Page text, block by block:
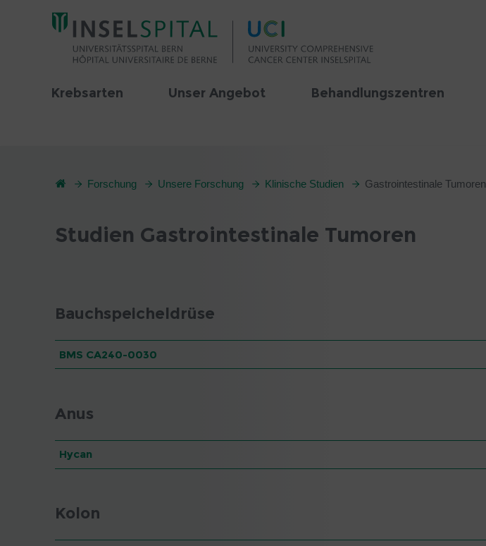
Krebsarten Unser Angebot Behandlungszentren
Forschung Unsere Forschung Klinische Studien Gastrointestinale Tumoren
Studien Gastrointestinale Tumoren
Bauchspeicheldrüse
BMS CA240-0030
Anus
Hycan
Kolon